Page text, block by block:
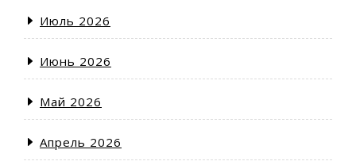
Июль 2026
Июнь 2026
Май 2026
Апрель 2026